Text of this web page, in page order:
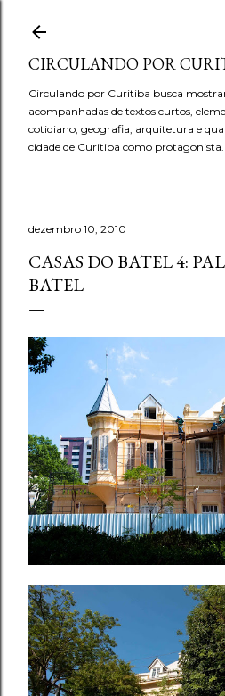
CIRCULANDO POR
Circulando por Curitiba busca
acompanhadas de textos curtos,
cotidiano, geografia, arquitetura e
cidade de Curitiba como protagonista.
dezembro 10, 2010
CASAS DO BATEL 4:
BATEL